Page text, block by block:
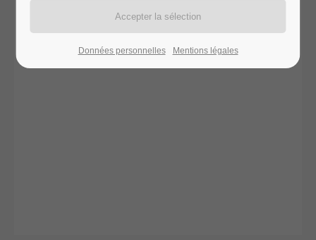
Données personnelles Mentions légales